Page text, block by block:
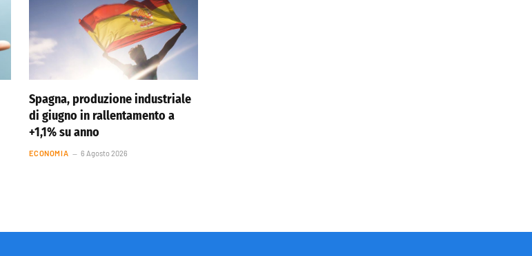
Spagna, produzione industriale
di giugno in rallentamento a
+1,1% su anno
ECONOMIA 6 Agosto 2026